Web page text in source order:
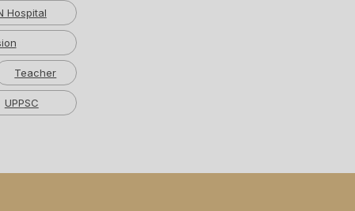
Hospital
Teacher
UPPSC